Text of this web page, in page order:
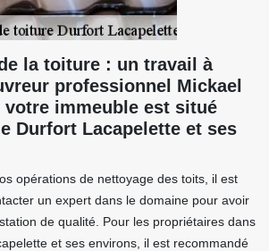
la toiture : un travail à
professionnel Mickael
immeuble est situé
Durfort Lacapelette et ses
opérations de nettoyage des toits, il est
un expert dans le domaine pour avoir
de qualité. Pour les propriétaires dans
et ses environs, il est recommandé